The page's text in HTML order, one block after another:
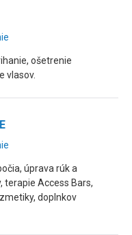
ošetrenie
vlasov.
úprava rúk a
terapie Access Bars,
doplnkov